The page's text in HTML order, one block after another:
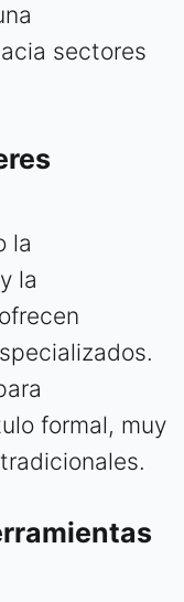
sectores
la
la
formal, muy